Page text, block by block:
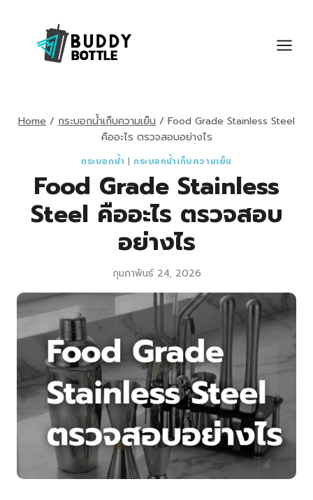
content
Home / กระบอกน้ำเก็บความเย็น / Food Grade Stainless Steel
คืออะไร ตรวจสอบอย่างไร
กระบอกน้ำ | กระบอกน้ำเก็บความเย็น
Food Grade Stainless
Steel คืออะไร ตรวจสอบ
อย่างไร
กุมภาพันธ์ 24, 2026